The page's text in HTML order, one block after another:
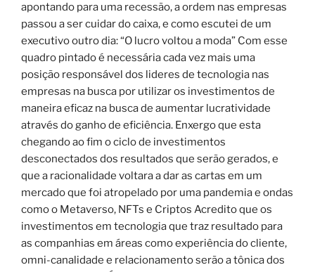
apontando para uma recessão, a ordem nas empresas
passou a ser cuidar do caixa, e como escutei de um
executivo outro dia: “O lucro voltou a moda” Com esse
quadro pintado é necessária cada vez mais uma
posição responsável dos lideres de tecnologia nas
empresas na busca por utilizar os investimentos de
maneira eficaz na busca de aumentar lucratividade
através do ganho de eficiência. Enxergo que esta
chegando ao fim o ciclo de investimentos
desconectados dos resultados que serão gerados, e
que a racionalidade voltara a dar as cartas em um
mercado que foi atropelado por uma pandemia e ondas
como o Metaverso, NFTs e Criptos Acredito que os
investimentos em tecnologia que traz resultado para
as companhias em áreas como experiência do cliente,
omni-canalidade e relacionamento serão a tônica dos